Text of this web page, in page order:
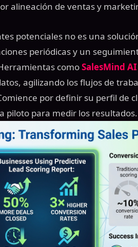
alineación de ventas y
potenciales no es una
periódicas y un
comoSalesMind AI
agilizando los flujos de
por definir su perfil de
piloto para medir los resultados.